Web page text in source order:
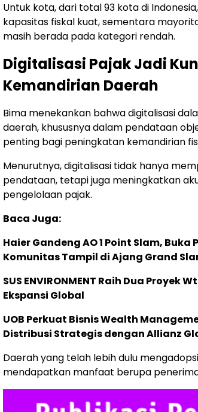
Untuk kota, dari total 93 kota di
kapasitas fiskal kuat, sementara
masih berada pada kategori rendah.
Digitalisasi Pajak Jadi
Kemandirian Daerah
Bima menekankan bahwa digitalisasi
daerah, khususnya dalam pendataan
penting bagi peningkatan kemandirian
Menurutnya, digitalisasi tidak hanya
pendataan, tetapi juga meningkatkan
pengelolaan pajak.
Baca Juga:
Haier Gandeng AO 1 Point Slam,
Komunitas Tampil di Ajang Grand
SUS ENVIRONMENT Raih Dua Proyek
Ekspansi Global
UOB Perkuat Bisnis Wealth
Distribusi Strategis dengan Allianz
Daerah yang telah lebih dulu
mendapatkan manfaat berupa